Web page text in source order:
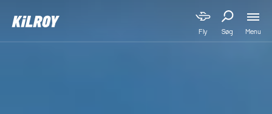
Fly Søg Menu